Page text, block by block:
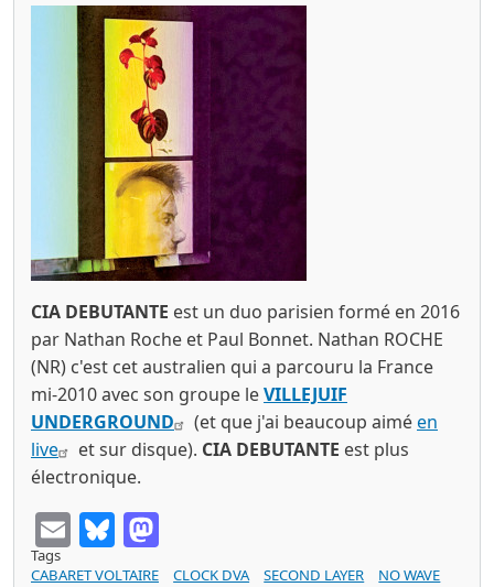
CIA DEBUTANTE est un duo parisien formé en 2016
par Nathan Roche et Paul Bonnet. Nathan ROCHE
(NR) c'est cet australien qui a parcouru la France
mi-2010 avec son groupe leVILLEJUIF
UNDERGROUND
(et que j'ai beaucoup aiméen
live
et sur disque). CIA DEBUTANTE est plus
électronique.
EmailBluesky
Tags
CABARET VOLTAIRE
CLOCK DVA SECOND LAYER
NO WAVE